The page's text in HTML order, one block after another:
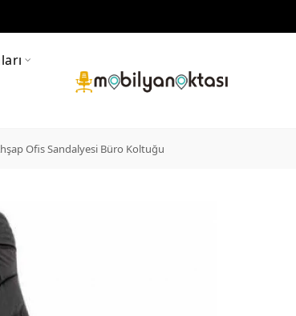
Ofis Sandalyesi Büro Koltuğu